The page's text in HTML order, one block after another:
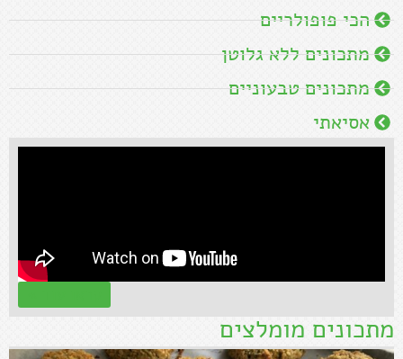
הכי פופולריים
מתכונים ללא גלוטן
מתכונים טבעוניים
אסיאתי
מתכונים מומלצים